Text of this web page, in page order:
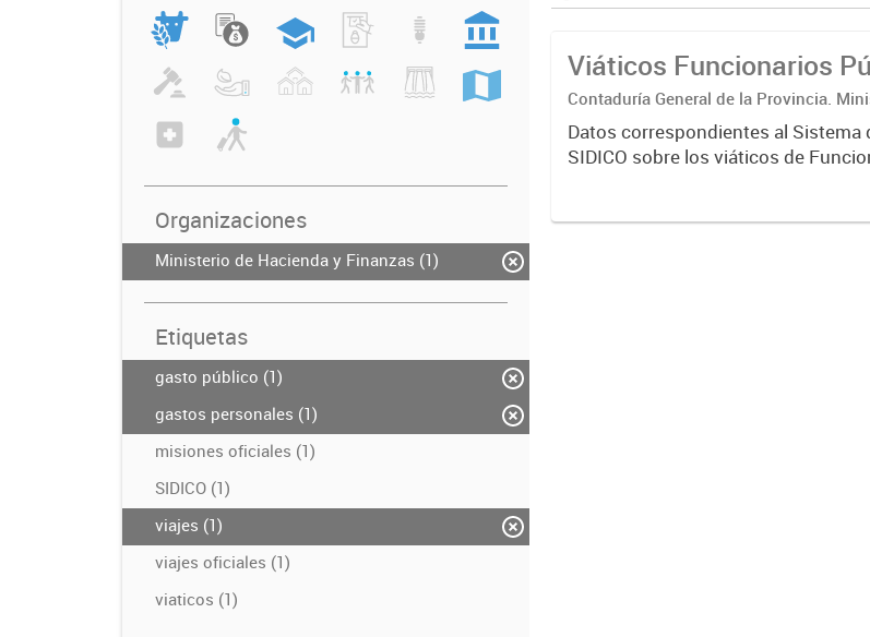
Organizaciones
Ministerio de Hacienda y Finanzas (1)
Etiquetas
gasto público (1)
gastos personales (1)
misiones oficiales (1)
SIDICO (1)
viajes (1)
viajes oficiales (1)
viaticos (1)
Viáticos Funcionarios
Contaduría General de la Provincia.
Datos correspondientes al
SIDICO sobre los viáticos de